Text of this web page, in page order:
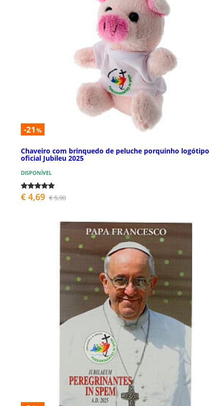
-21 %
Chaveiro com brinquedo de peluche porquinho logótipo
oficial Jubileu 2025
DISPONÍVEL
€ 4,69 € 5,90